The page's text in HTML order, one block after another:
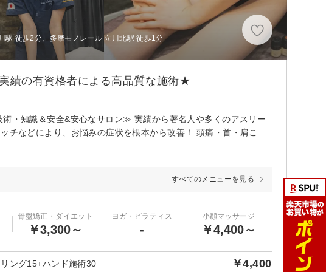
駅 徒歩2分、多摩モノレール 立川北駅 徒歩1分
績の有資格者による高品質な施術★
・知識＆安全&安心なサロン≫ 実績から著名人や多くのアスリー
チなどにより、お悩みの症状を根本から改善！ 頭痛・首・肩こ
すべてのメニューを見る
骨盤矯正・ダイエット
￥3,300～
ヨガ・ピラティス
-
小顔マッサージ
￥4,400～
ング15+ハンド施術30 ￥4,400